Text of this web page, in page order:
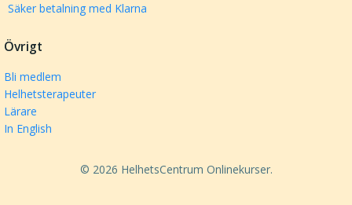
Säker betalning med Klarna
Övrigt
Bli medlem
Helhetsterapeuter
Lärare
In English
© 2026 HelhetsCentrum Onlinekurser.